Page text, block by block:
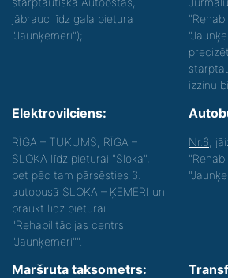
jābrauc līdz gala pietura
"Jaunķemeri");
izziņu
Elektrovilciens:
RĪGA – TUKUMS, RĪGA –
SLOKA līdz pieturai "Sloka",
bet pēc tam pārsēsties 6.
autobusā SLOKA – ĶEMERI un
braukt līdz pieturai
"Rehabilitācijas centrs
"Jaunķemeri"".
Nr.6 ,
Maršruta taksometrs: